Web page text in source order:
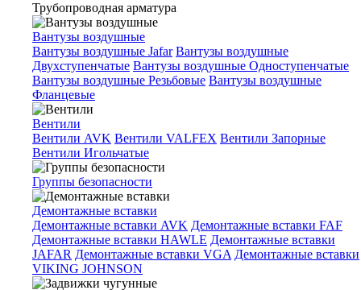
Трубопроводная арматура
Вантузы воздушные
Вантузы воздушные Jafar Вантузы воздушные
Двухступенчатые Вантузы воздушные Одноступенчатые
Вантузы воздушные Резьбовые Вантузы воздушные
Фланцевые
Вентили
Вентили AVK Вентили VALFEX Вентили Запорные
Вентили Игольчатые
Группы безопасности
Демонтажные вставки
Демонтажные вставки AVK Демонтажные вставки FAF
Демонтажные вставки HAWLE Демонтажные вставки
JAFAR Демонтажные вставки VGA Демонтажные вставки
VIKING JOHNSON